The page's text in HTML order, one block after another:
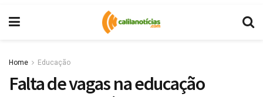
Home Educação
Falta de vagas na educação